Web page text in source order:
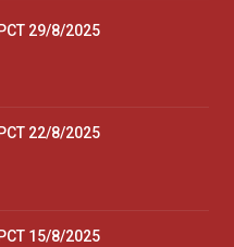
29/8/2025
22/8/2025
15/8/2025